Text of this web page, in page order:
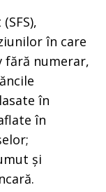
în care
fără numerar,
în
în
și